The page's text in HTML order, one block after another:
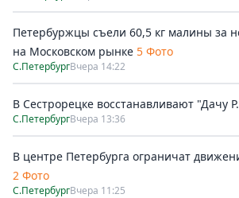
Петербуржцы съели 60,5 кг малины за
на Московском рынке 5 Фото
С.ПетербургВчера 14:22
В Сестрорецке восстанавливают "Дачу
С.ПетербургВчера 13:36
В центре Петербурга ограничат
2 Фото
С.ПетербургВчера 11:25